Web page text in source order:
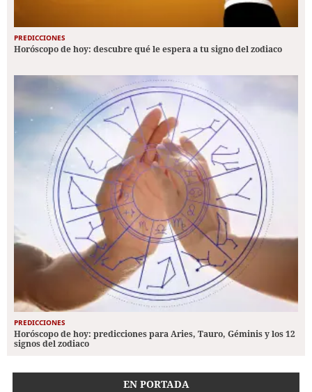
PREDICCIONES
Horóscopo de hoy: descubre qué le espera a tu signo del zodiaco
PREDICCIONES
Horóscopo de hoy: predicciones para Aries, Tauro, Géminis y los 12
signos del zodiaco
EN PORTADA